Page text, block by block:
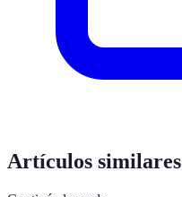
Artículos similares